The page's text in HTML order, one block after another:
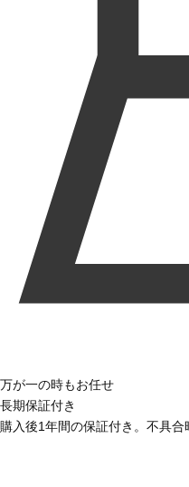
万が一の時もお任せ
長期保証付き
購入後1年間の保証付き。不具